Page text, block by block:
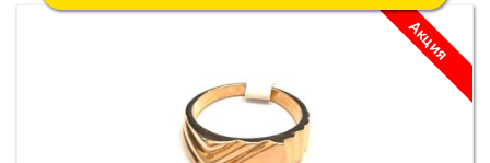
Акция